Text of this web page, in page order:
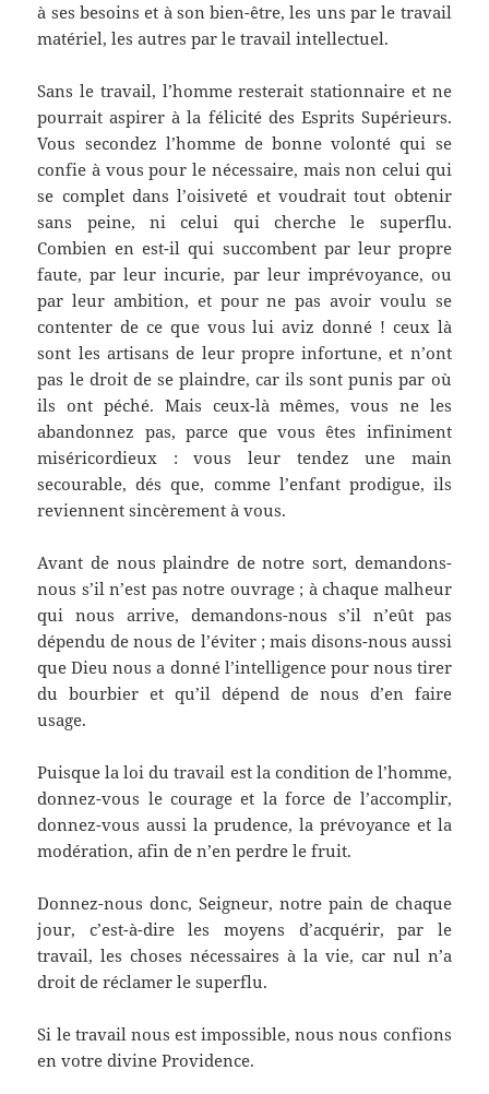
à ses besoins et à son bien-être, les uns par le travail
matériel, les autres par le travail intellectuel.
Sans le travail, l’homme resterait stationnaire et ne
pourrait aspirer à la félicité des Esprits Supérieurs.
Vous secondez l’homme de bonne volonté qui se
confie à vous pour le nécessaire, mais non celui qui
se complet dans l’oisiveté et voudrait tout obtenir
sans peine, ni celui qui cherche le superflu.
Combien en est-il qui succombent par leur propre
faute, par leur incurie, par leur imprévoyance, ou
par leur ambition, et pour ne pas avoir voulu se
contenter de ce que vous lui aviz donné ! ceux là
sont les artisans de leur propre infortune, et n’ont
pas le droit de se plaindre, car ils sont punis par où
ils ont péché. Mais ceux-là mêmes, vous ne les
abandonnez pas, parce que vous êtes infiniment
miséricordieux : vous leur tendez une main
secourable, dés que, comme l’enfant prodigue, ils
reviennent sincèrement à vous.
Avant de nous plaindre de notre sort, demandons-
nous s’il n’est pas notre ouvrage ; à chaque malheur
qui nous arrive, demandons-nous s’il n’eût pas
dépendu de nous de l’éviter ; mais disons-nous aussi
que Dieu nous a donné l’intelligence pour nous tirer
du bourbier et qu’il dépend de nous d’en faire
usage.
Puisque la loi du travail est la condition de l’homme,
donnez-vous le courage et la force de l’accomplir,
donnez-vous aussi la prudence, la prévoyance et la
modération, afin de n’en perdre le fruit.
Donnez-nous donc, Seigneur, notre pain de chaque
jour, c’est-à-dire les moyens d’acquérir, par le
travail, les choses nécessaires à la vie, car nul n’a
droit de réclamer le superflu.
Si le travail nous est impossible, nous nous confions
en votre divine Providence.